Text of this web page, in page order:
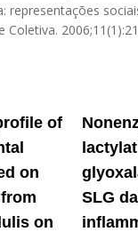
representações
Coletiva.
of
on
on
SLG